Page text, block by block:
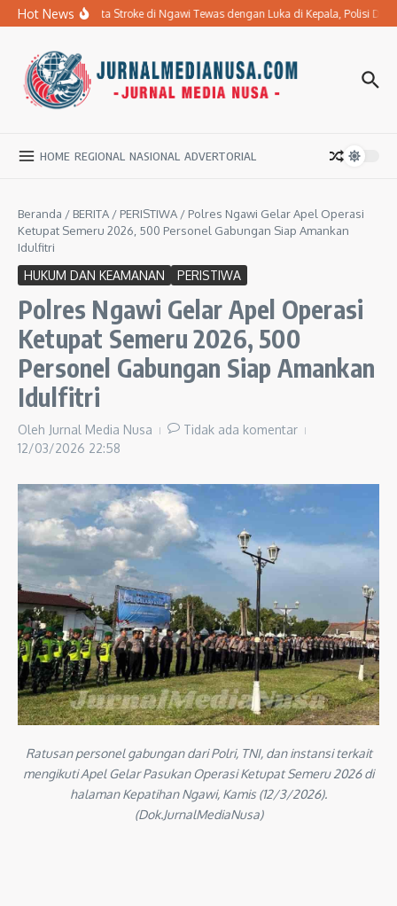
Lewati ke konten
Hot News
Ibu Penderita Stroke di Ngawi Tewas dengan Luka di Kepala, Polisi
HOME REGIONAL NASIONAL ADVERTORIAL
Beranda / BERITA / PERISTIWA / Polres Ngawi Gelar Apel Operasi
Ketupat Semeru 2026, 500 Personel Gabungan Siap Amankan
Idulfitri
HUKUM DAN KEAMANAN PERISTIWA
Polres Ngawi Gelar Apel Operasi
Ketupat Semeru 2026, 500
Personel Gabungan Siap Amankan
Idulfitri
Oleh Jurnal Media Nusa
Tidak ada komentar
12/03/2026 22:58
Ratusan personel gabungan dari Polri, TNI, dan instansi terkait
mengikuti Apel Gelar Pasukan Operasi Ketupat Semeru 2026 di
halaman Kepatihan Ngawi, Kamis (12/3/2026).
(Dok.JurnalMediaNusa)